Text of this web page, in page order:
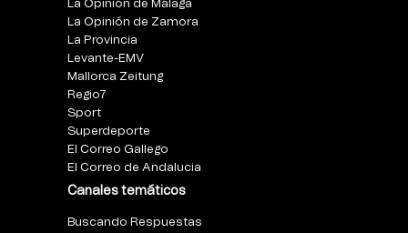
La Opinión de Málaga
La Opinión de Zamora
La Provincia
Levante-EMV
Mallorca Zeitung
Regio7
Sport
Superdeporte
El Correo Gallego
El Correo de Andalucia
Canales temáticos
Buscando Respuestas